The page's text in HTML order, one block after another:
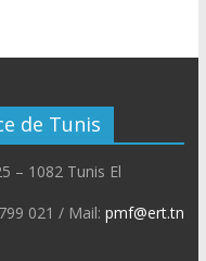
de Tunis
– 1082 Tunis El
021 / Mail: pmf@ert.tn